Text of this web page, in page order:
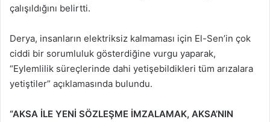
çalışıldığını belirtti.
Derya, insanların elektriksiz kalmaması için El-Sen’in çok
ciddi bir sorumluluk gösterdiğine vurgu yaparak,
“Eylemlilik süreçlerinde dahi yetişebildikleri tüm arızalara
yetiştiler” açıklamasında bulundu.
“AKSA İLE YENİ SÖZLEŞME İMZALAMAK, AKSA’NIN